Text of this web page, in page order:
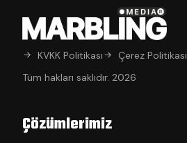
KVKK Politikası
Çerez Politikası
Tüm hakları saklıdır. 2026
Çözümlerimiz